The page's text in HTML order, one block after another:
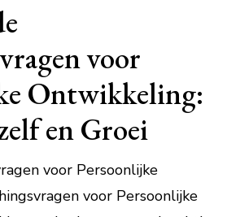
voor
Ontwikkeling:
en Groei
voor Persoonlijke
voor Persoonlijke